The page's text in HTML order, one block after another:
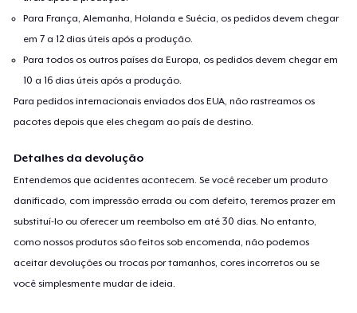
Para França, Alemanha, Holanda e Suécia, os pedidos devem chegar
em 7 a 12 dias úteis após a produção.
Para todos os outros países da Europa, os pedidos devem chegar em
10 a 16 dias úteis após a produção.
Para pedidos internacionais enviados dos EUA, não rastreamos os
pacotes depois que eles chegam ao país de destino.
Detalhes da devolução
Entendemos que acidentes acontecem. Se você receber um produto
danificado, com impressão errada ou com defeito, teremos prazer em
substituí-lo ou oferecer um reembolso em até 30 dias. No entanto,
como nossos produtos são feitos sob encomenda, não podemos
aceitar devoluções ou trocas por tamanhos, cores incorretos ou se
você simplesmente mudar de ideia.